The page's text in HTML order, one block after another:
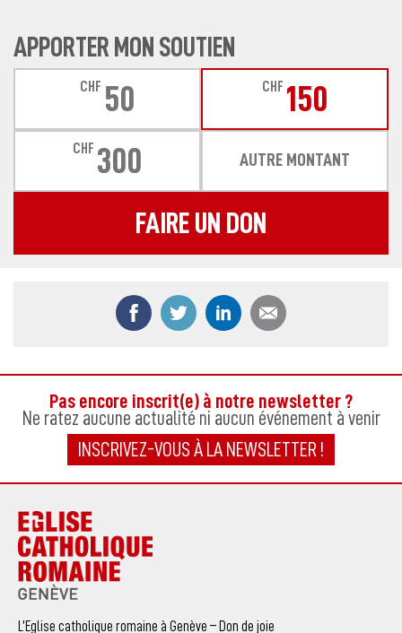
APPORTER MON SOUTIEN
CHF 50 CHF 150
CHF 300 AUTRE MONTANT
FAIRE UN DON
Partager ce contenu sur Facebook
Partager ce contenu sur Twitter
Partager ce contenu
Pas encore inscrit(e) à notre newsletter ?
Ne ratez aucune actualité ni aucun événement à venir
INSCRIVEZ-VOUS À LA NEWSLETTER !
L’Eglise catholique romaine à Genève – Don de joie